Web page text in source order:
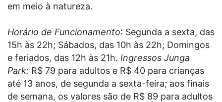
em meio à natureza.
Horário de Funcionamento: Segunda a sexta, das
15h às 22h; Sábados, das 10h às 22h; Domingos
e feriados, das 12h às 21h. Ingressos Junga
Park: R$ 79 para adultos e R$ 40 para crianças
até 13 anos, de segunda a sexta-feira; aos finais
de semana, os valores são de R$ 89 para adultos